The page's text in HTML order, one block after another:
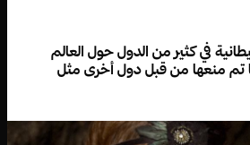
في كثير من الدول حول العالم
تم منعها من قبل دول أخرى مثل